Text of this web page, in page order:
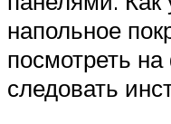
напольное
посмотреть
следовать